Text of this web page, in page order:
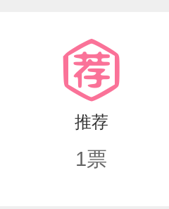
推荐
1票